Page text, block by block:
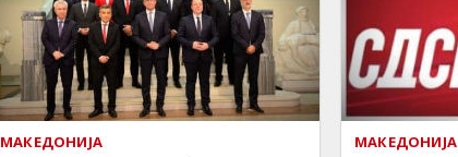
МАКЕДОНИЈА МАКЕДОНИЈА